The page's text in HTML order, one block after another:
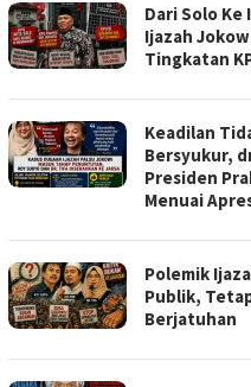
Dari Solo Ke
Ijazah
Tingkatan
Keadilan
Bersyukur,
Presiden
Menuai
Polemik
Publik,
Berjatuhan